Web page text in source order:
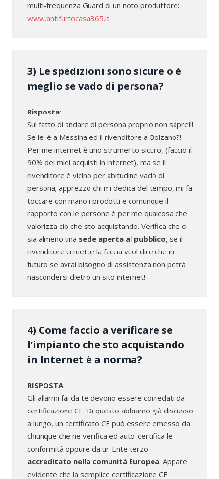
multi-frequenza Guard di un noto produttore:
www.antifurtocasa365.it
3) Le spedizioni sono sicure o è
meglio se vado di persona?
Risposta:
Sul fatto di andare di persona proprio non saprei!!
Se lei è a Messina ed il rivenditore a Bolzano?!
Per me internet è uno strumento sicuro, (faccio il
90% dei miei acquisti in internet), ma se il
rivenditore è vicino per abitudine vado di
persona; apprezzo chi mi dedica del tempo, mi fa
toccare con mano i prodotti e comunque il
rapporto con le persone è per me qualcosa che
valorizza ciò che sto acquistando. Verifica che ci
sia almeno una sede aperta al pubblico, se il
rivenditore ci mette la faccia vuol dire che in
futuro se avrai bisogno di assistenza non potrà
nascondersi dietro un sito internet!
4) Come faccio a verificare se
l’impianto che sto acquistando
in Internet è a norma?
RISPOSTA:
Gli allarmi fai da te devono essere corredati da
certificazione CE. Di questo abbiamo già discusso
a lungo, un certificato CE può essere emesso da
chiunque che ne verifica ed auto-certifica le
conformità oppure da un Ente terzo
accreditato nella comunità Europea. Appare
evidente che la semplice certificazione CE